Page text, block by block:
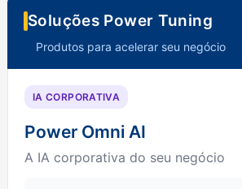
Soluções Power Tuning
Produtos para acelerar seu negócio
IA CORPORATIVA
Power Omni AI
A IA corporativa do seu negócio